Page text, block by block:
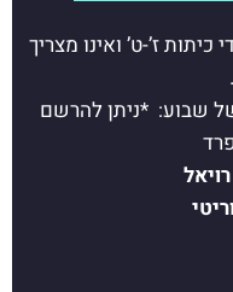
ז’-ט’ ואינו מצריך
שבוע: *ניתן להרשם